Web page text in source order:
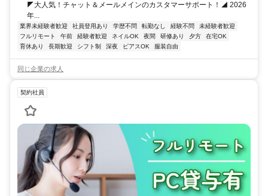
◤大人気！チャット＆メールメインのカスタマーサポート！◢ 2026
年...
業界未経験者歓迎 社員登用あり 学歴不問 転勤なし 経験不問
未経験者歓迎
フルリモート
午前 経験者歓迎 ネイルOK 夜間 研修あり 夕方
在宅OK
育休あり
長期歓迎 シフト制 深夜 ピアスOK 服装自由
同じ企業の求人
契約社員